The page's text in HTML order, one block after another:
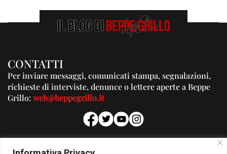
CONTATTI
Per inviare messaggi, comunicati stampa, segnalazioni,
richieste di interviste, denunce o lettere aperte a Beppe
Grillo:web@beppegrillo.it
PUBBLICITA'